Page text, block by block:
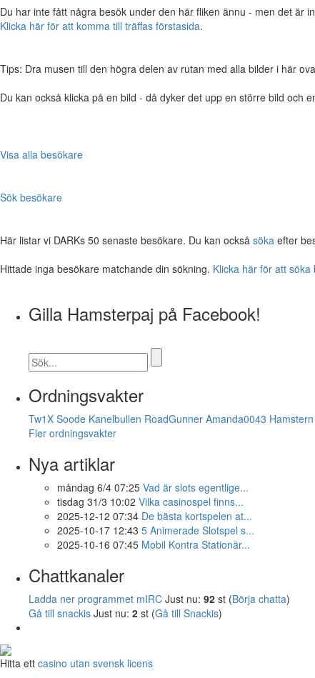
Du har inte fått några besök under den här fliken ännu - men det är
Klicka här för att komma till träffas förstasida.
Tips: Dra musen till den högra delen av rutan med alla bilder i här
Du kan också klicka på en bild - då dyker det upp en större bild och
Visa alla besökare
Sök besökare
Här listar vi DARKs 50 senaste besökare. Du kan också söka efter
Hittade inga besökare matchande din sökning. Klicka här för att
Gilla Hamsterpaj på Facebook!
Ordningsvakter
Tw1X Soode Kanelbullen RoadGunner Amanda0043 Hamstern
Fler ordningsvakter
Nya artiklar
måndag 6/4 07:25 Vad är slots egentlige...
tisdag 31/3 10:02 Vilka casinospel finns...
2025-12-12 07:34 De bästa kortspelen at...
2025-10-17 12:43 5 Animerade Slotspel s...
2025-10-16 07:45 Mobil Kontra Stationär...
Chattkanaler
Ladda ner programmet mIRC Just nu: 92 st (Börja chatta)
Gå till snackis Just nu: 2 st (Gå till Snackis)
Hitta ett casino utan svensk licens